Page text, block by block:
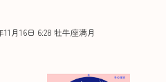
11月16日 6:28 牡牛座満月